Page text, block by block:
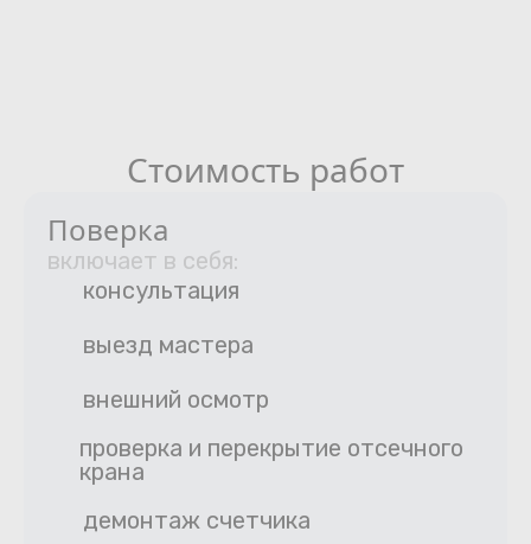
Стоимость работ
Поверка
включает в себя:
консультация
выезд мастера
внешний осмотр
проверка и перекрытие отсечного
крана
демонтаж счетчика